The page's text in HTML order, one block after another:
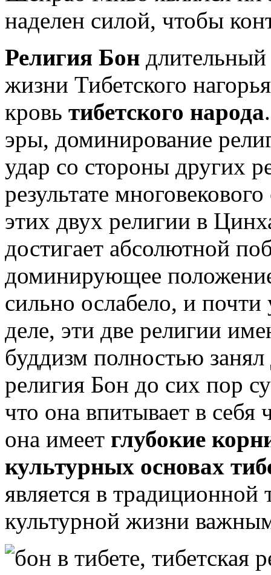
наделен силой, чтобы
Религия Бон длительный
жизни Тибетского
кровь тибетского народа
эры, доминирование
удар со стороны других
результате
этих двух религии в
достигает абсолютной
доминирующее
сильно ослабело, и
деле, эти две религии
буддизм полностью
религия Бон до сих пор
что она впитывает в себя
она имеет глубокие
культурных основах
является в традиционной
культурной жизни